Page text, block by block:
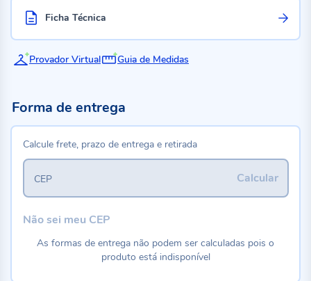
Ficha Técnica
Provador Virtual Guia de Medidas
Forma de entrega
Calcule frete, prazo de entrega e retirada
Calcular
CEP
Não sei meu CEP
As formas de entrega não podem ser calculadas pois o
produto está indisponível